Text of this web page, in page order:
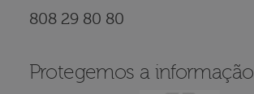
808 29 80 80
Protegemos a informação